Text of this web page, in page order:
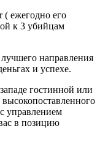
( ежегодно его
к 3 убийцам
направления
и успехе.
гостинной или
управлением
в позицию